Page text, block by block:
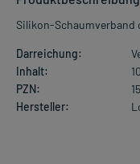
Silikon-Schaumverband
Darreichung:
Inhalt:
PZN:
Hersteller: